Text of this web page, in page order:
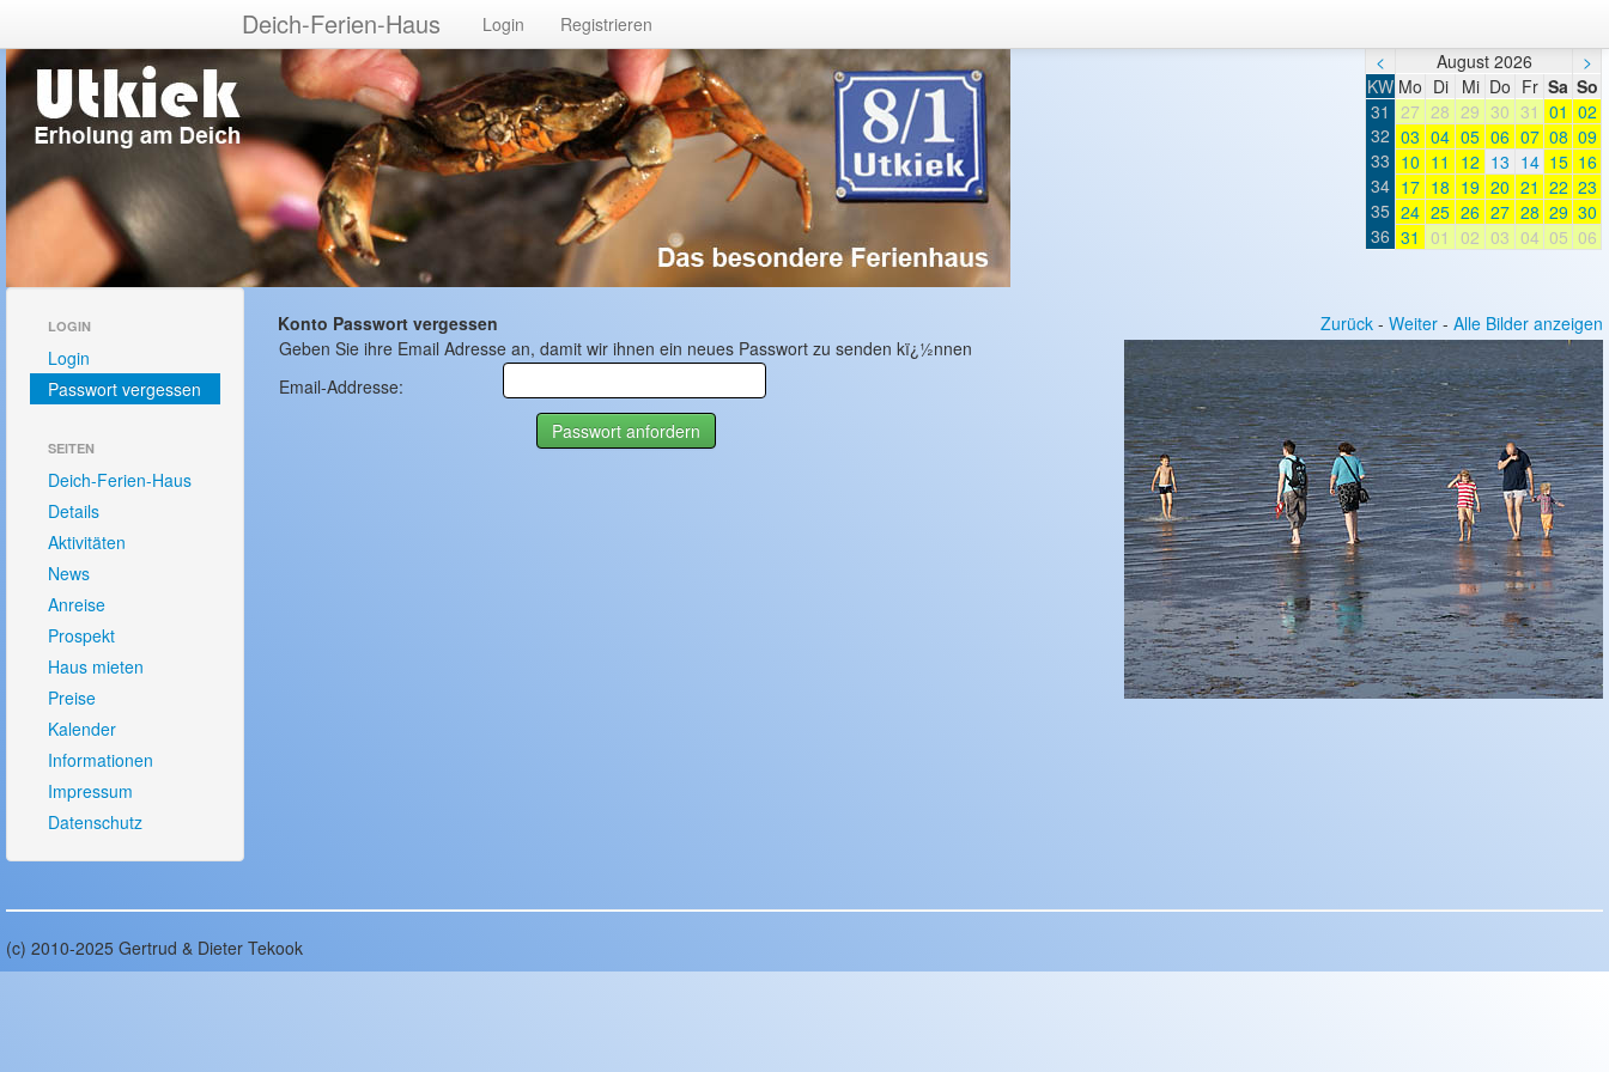
Deich-Ferien-Haus Login
Registrieren
<
August 2026
>
KW Mo Di Mi Do Fr Sa So
31
27 28 29 30 31 01 02
32 03 04 05 06 07 08 09
33 10 11 12 13 14 15 16
34 17 18 19 20 21 22 23
35 24 25 26 27 28 29 30
36 31 01 02 03 04 05 06
LOGIN
Login
Passwort vergessen
SEITEN
Deich-Ferien-Haus
Details
Aktivitäten
News
Anreise
Prospekt
Haus mieten
Preise
Kalender
Informationen
Impressum
Datenschutz
Zurück- Weiter- Alle Bilder anzeigen
Konto Passwort vergessen
Geben Sie ihre Email Adresse an, damit wir ihnen ein neues Passwort zu senden kï¿½nnen
Email-Addresse:
(c) 2010-2025 Gertrud & Dieter Tekook